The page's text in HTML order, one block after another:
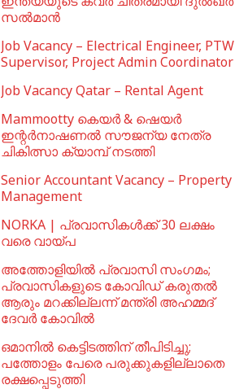
സൽമാൻ
Job Vacancy – Electrical Engineer, PTW
Supervisor, Project Admin Coordinator
Job Vacancy Qatar – Rental Agent
Mammootty കെയർ & ഷെയർ
ഇന്റർനാഷണൽ സൗജന്യ നേത്ര
ചികിത്സാ ക്യാമ്പ് നടത്തി
Senior Accountant Vacancy – Property
Management
NORKA | പ്രവാസികള്‍ക്ക് 30 ലക്ഷം
വരെ വായ്പ
അത്തോളിയിൽ പ്രവാസി സംഗമം;
പ്രവാസികളുടെ കോവിഡ് കരുതൽ
ആരും മറക്കില്ലന്ന് മന്ത്രി അഹമ്മദ്
ദേവർ കോവിൽ
ഒമാനില്‍ കെട്ടിടത്തിന് തീപിടിച്ചു;
പത്തോളം പേരെ പരുക്കുകളില്ലാതെ
രക്ഷപ്പെടുത്തി